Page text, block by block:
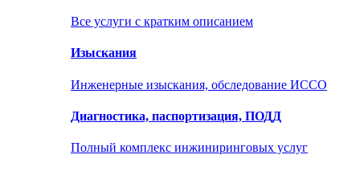
Все услуги с кратким описанием
Изыскания
Инженерные изыскания, обследование ИССО
Диагностика, паспортизация, ПОДД
Полный комплекс инжиниринговых услуг